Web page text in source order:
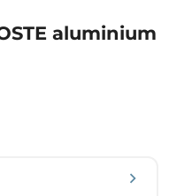
aluminium